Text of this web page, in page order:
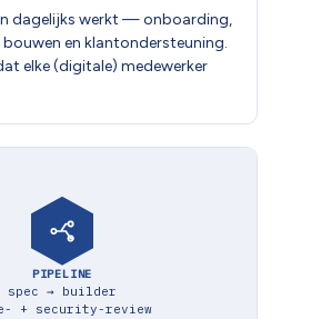
dagelijks werkt — onboarding,
en klantondersteuning.
elke (digitale) medewerker
PIPELINE
spec → builder
+ security-review